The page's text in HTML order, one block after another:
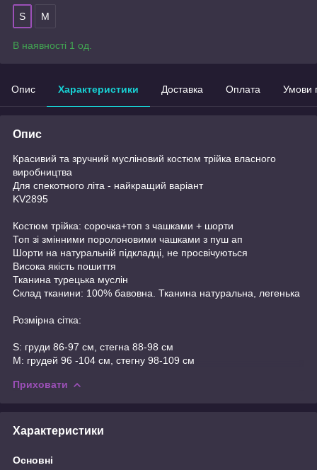
S M
В наявності 1 од.
Опис Характеристики Доставка Оплата Умови
Опис
Красивий та зручний мусліновий костюм трійка власного
виробництва
Для спекотного літа - найкращий варіант
KV2895
Костюм трійка: сорочка+топ з чашками + шорти
Топ зі змінними поролоновими чашками з пуш ап
Шорти на натуральній підкладці, не просвічуються
Висока якість пошиття
Тканина турецька муслін
Склад тканини: 100% бавовна. Тканина натуральна, легенька
Розмірна сітка:
S: груди 86-97 см, стегна 88-98 см
M: грудей 96 -104 см, стегну 98-109 см
Приховати
Характеристики
Основні